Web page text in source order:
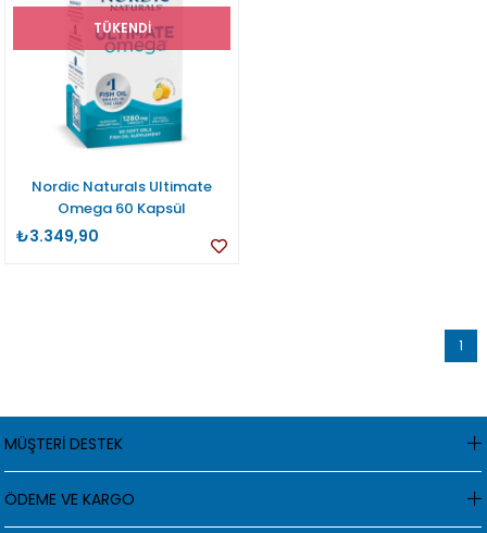
TÜKENDI
Nordic Naturals Ultimate
Omega 60 Kapsül
₺3.349,90
1
MÜŞTERİ DESTEK
ÖDEME VE KARGO